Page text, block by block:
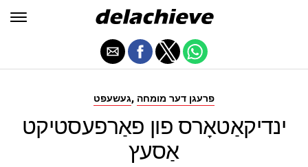
געשעפט, פרעגן דער מומחה
ינדיקאַטאָרס פון פאַרפעסטיקט
אַסעץ